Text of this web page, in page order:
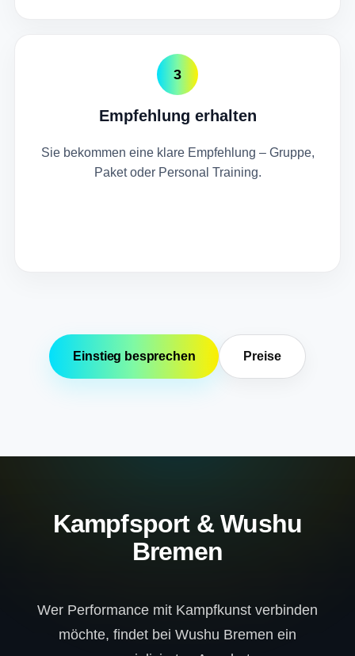
3
Empfehlung erhalten
Sie bekommen eine klare Empfehlung – Gruppe,
Paket oder Personal Training.
Einstieg besprechen Preise
Kampfsport & Wushu
Bremen
Wer Performance mit Kampfkunst verbinden
möchte, findet bei Wushu Bremen ein